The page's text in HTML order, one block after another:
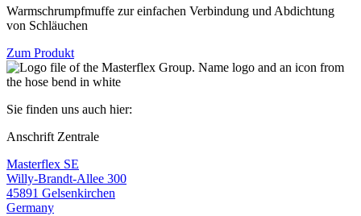
Warmschrumpfmuffe zur einfachen Verbindung und Abdichtung
von Schläuchen
Zum Produkt
Sie finden uns auch hier:
Anschrift Zentrale
Masterflex SE
Willy-Brandt-Allee 300
45891 Gelsenkirchen
Germany